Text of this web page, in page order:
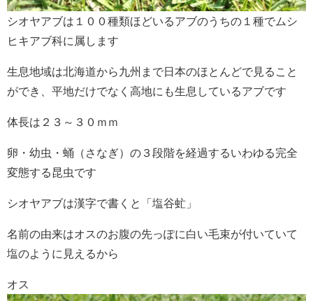
シオヤアブは１００種類ほどいるアブのうちの１種でムシ
ヒキアブ科に属します
生息地域は北海道から九州まで日本のほとんどで見ること
ができ、平地だけでなく高地にも生息しているアブです
体長は２３～３０ｍｍ
卵・幼虫・蛹（さなぎ）の３段階を経過するいわゆる完全
変態する昆虫です
シオヤアブは漢字で書くと「塩谷虻」
名前の由来はオスのお腹の先っぽに白い毛束が付いていて
塩のように見えるから
オス